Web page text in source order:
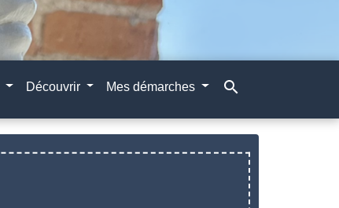
Découvrir Mes démarches search